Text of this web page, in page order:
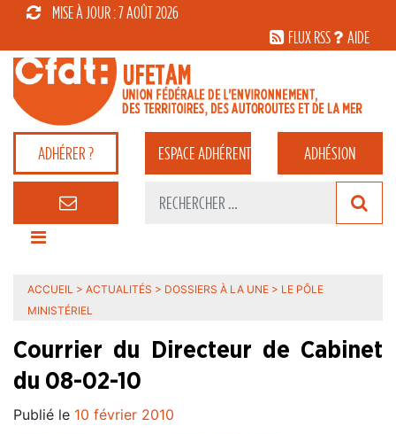
MISE À JOUR : 7 AOÛT 2026
FLUX RSS
AIDE
ADHÉRER ? ESPACEADHÉRENT ADHÉSION
ACCUEIL > ACTUALITÉS > DOSSIERS À LA UNE > LE PÔLE
MINISTÉRIEL
Courrier du Directeur de Cabinet
du 08-02-10
Publié le 10 février 2010